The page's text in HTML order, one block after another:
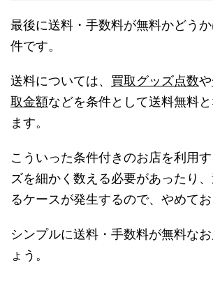
最後に送料・手数料が無料かどう
件です。
送料については、 買取グッズ点数や
取金額などを条件として送料無料
ます。
こういった条件付きのお店を利用
ズを細かく数える必要があったり
るケースが発生するので、やめてお
シンプルに送料・手数料が無料な
ょう。